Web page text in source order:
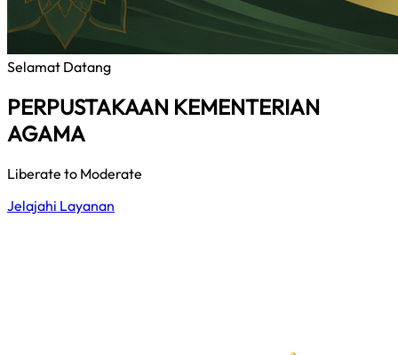
Selamat Datang
PERPUSTAKAAN KEMENTERIAN
AGAMA
Liberate to Moderate
Jelajahi Layanan